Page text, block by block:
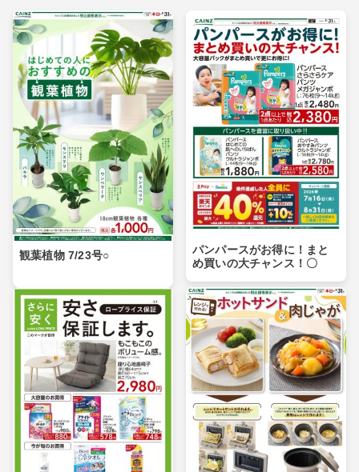
観葉植物 7/23号○
パンパースがお得に！まと
め買いの大チャンス！〇